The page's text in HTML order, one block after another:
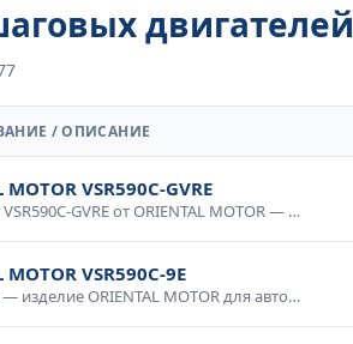
двигателей
/ ОПИСАНИЕ
MOTOR VSR590C-GVRE
Компонент VSR590C-GVRE от ORIENTAL MOTOR — сертифицированное изделие для промышленного применения высокого класса. Высокие технические характеристики, устойчивость к внешним воздействиям, надежность в эксплуатации. Применяется в автоматизированных системах, электротехнических установках, измерительных приборах. Соответствует требованиям промышленной безопасности и международным стандартам.
MOTOR VSR590C-9E
VSR590C-9E — изделие ORIENTAL MOTOR для автоматизации и промышленной электроники. Качественное исполнение, стабильные параметры, долговечность. Используется в системах управления, контрольном оборудовании, промышленных комплексах. Проверено в условиях промышленной эксплуатации, рекомендовано для ответственных применений.